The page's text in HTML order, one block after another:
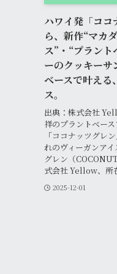
ハワイ発「ココ
ら、新作“マカ
ス”・“プラント
ーのクッキーサ
ベースで叶える
ス。
出典：株式会社
祥のプラントベー
「ココナッツグレ
れのヴィーガンア
グレン（
式会社 Yellow、所
2025-12-01